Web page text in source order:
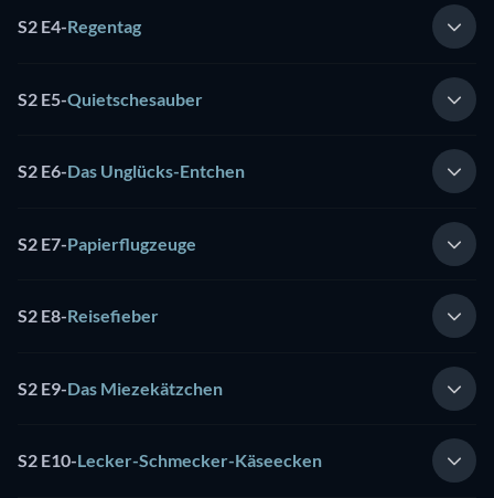
S2 E4-Regentag
S2 E5-Quietschesauber
S2 E6-Das Unglücks-Entchen
S2 E7-Papierflugzeuge
S2 E8-Reisefieber
S2 E9-Das Miezekätzchen
S2 E10-Lecker-Schmecker-Käseecken